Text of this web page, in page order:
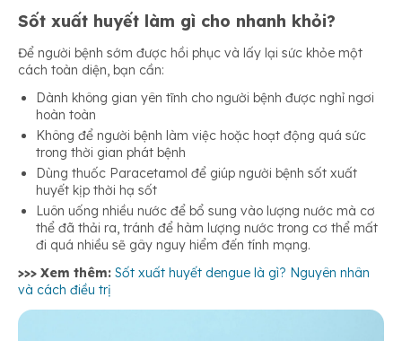
Sốt xuất huyết làm gì cho nhanh khỏi?
Để người bệnh sớm được hồi phục và lấy lại sức khỏe một
cách toàn diện, bạn cần:
Dành không gian yên tĩnh cho người bệnh được nghỉ ngơi
hoàn toàn
Không để người bệnh làm việc hoặc hoạt động quá sức
trong thời gian phát bệnh
Dùng thuốc Paracetamol để giúp người bệnh sốt xuất
huyết kịp thời hạ sốt
Luôn uống nhiều nước để bổ sung vào lượng nước mà cơ
thể đã thải ra, tránh để hàm lượng nước trong cơ thể mất
đi quá nhiều sẽ gây nguy hiểm đến tính mạng.
>>> Xem thêm: Sốt xuất huyết dengue là gì? Nguyên nhân
và cách điều trị